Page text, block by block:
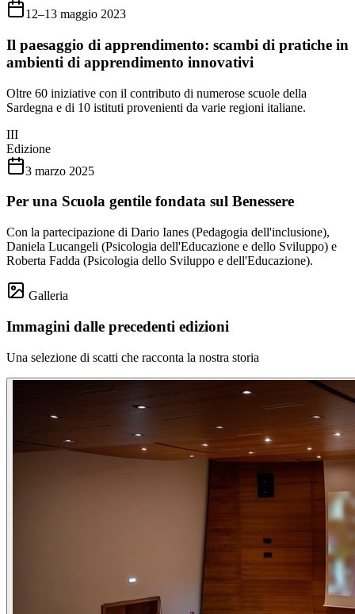
12–13 maggio 2023
Il paesaggio di apprendimento: scambi di pratiche in
ambienti di apprendimento innovativi
Oltre 60 iniziative con il contributo di numerose scuole della
Sardegna e di 10 istituti provenienti da varie regioni italiane.
III
Edizione
3 marzo 2025
Per una Scuola gentile fondata sul Benessere
Con la partecipazione di Dario Ianes (Pedagogia dell'inclusione),
Daniela Lucangeli (Psicologia dell'Educazione e dello Sviluppo) e
Roberta Fadda (Psicologia dello Sviluppo e dell'Educazione).
Galleria
Immagini dalle precedenti edizioni
Una selezione di scatti che racconta la nostra storia